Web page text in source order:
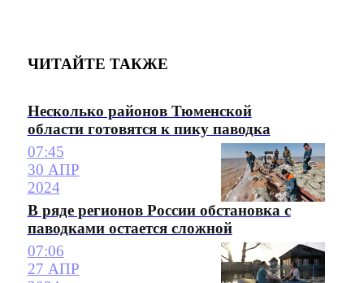
ЧИТАЙТЕ ТАКЖЕ
Несколько районов Тюменской
области готовятся к пику паводка
07:45
30 АПР
2024
В ряде регионов России обстановка с
паводками остается сложной
07:06
27 АПР